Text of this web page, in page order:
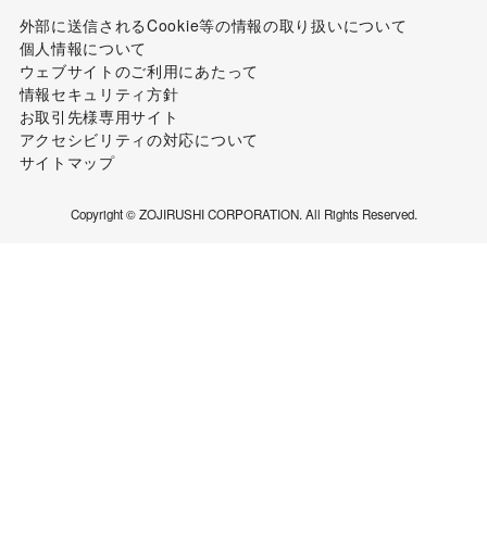
外部に送信されるCookie等の情報の取り扱いについて
個人情報について
ウェブサイトのご利用にあたって
情報セキュリティ方針
お取引先様専用サイト
アクセシビリティの対応について
サイトマップ
Copyright © ZOJIRUSHI CORPORATION. All Rights Reserved.